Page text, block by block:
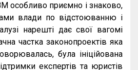
особливо приємно і знаково,
влади по відстоюванню і
нарешті дає свої вагомі
частка законопроектів яка
була ініційована
експертів та юристів